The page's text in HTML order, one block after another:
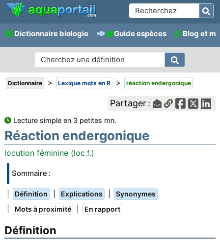
Dictionnaire biologie Guide espèces Blog et
Dictionnaire > Lexique mots en R > réaction endergonique
Partager :
Lecture simple en 3 petites mn.
Réaction endergonique
locution féminine (loc.f.)
Sommaire :
Définition Explications Synonymes
Mots à proximité En rapport
Définition